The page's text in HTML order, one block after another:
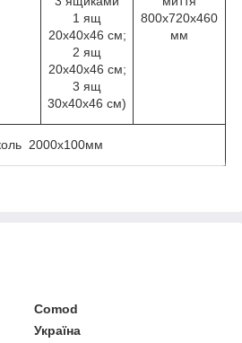
1 ящ
20х40х46 см;
2 ящ
20х40х46 см;
3 ящ
30х40х46 см)
800х720х460
мм
2000х100мм
Comod
Україна